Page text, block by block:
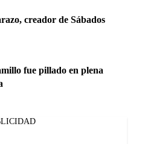
creador de Sábados
fue pillado en plena